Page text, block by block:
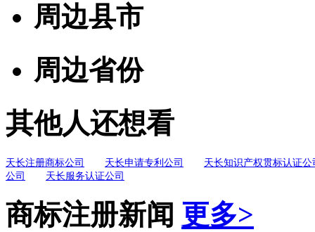
周边县市
周边省份
其他人还想看
天长注册商标公司 天长申请专利公司
天长知识产权贯标认证公
公司
天长服务认证公司
商标注册新闻 更多>